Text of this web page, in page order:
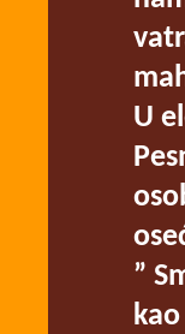
U
”